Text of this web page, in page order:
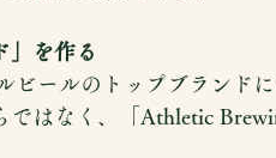
」を作る
ビールのトップブランド
はなく、「Athletic